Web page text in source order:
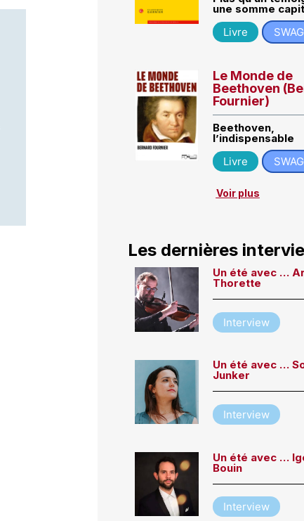
une somme
Livre
SWAG
Le Monde de
Beethoven
Fournier)
Beethoven,
l’indispensable
Livre
SWAG
Voir plus
Les dernières
Un été avec …
Thorette
Interview
Un été avec …
Junker
Interview
Un été avec …
Bouin
Interview